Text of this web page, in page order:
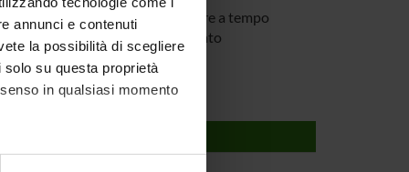
annunci e contenuti
la possibilità di scegliere
su questa proprietà
in qualsiasi momento
Ricercatore a tempo
determinato